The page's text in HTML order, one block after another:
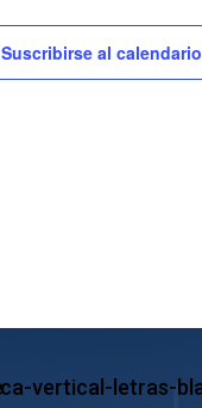
Suscribirse al calendario